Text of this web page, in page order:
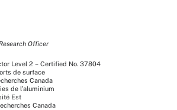
Officer
Level 2 – Certified No. 37804
de surface
Canada
de l’aluminium
Est
Canada